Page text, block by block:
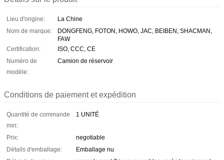
Lieu d'origine:
La Chine
Nom de marque:
DONGFENG, FOTON, HOWO, JAC, BEIBEN, SHACMAN,
FAW
Certification:
ISO, CCC, CE
Numéro de
modèle:
Camion de réservoir
Conditions de paiement et expédition
Quantité de commande
min:
1 UNITÉ
Prix:
negotiable
Détails d'emballage:
Emballage nu